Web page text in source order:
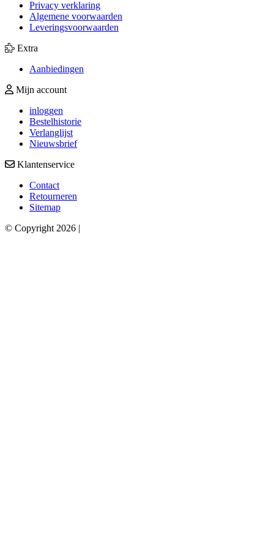
Privacy verklaring
Algemene voorwaarden
Leveringsvoorwaarden
Extra
Aanbiedingen
Mijn account
inloggen
Bestelhistorie
Verlanglijst
Nieuwsbrief
Klantenservice
Contact
Retourneren
Sitemap
© Copyright 2026 |